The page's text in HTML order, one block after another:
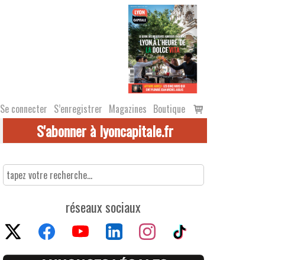
Se connecter S’enregistrer Magazines Boutique
Voir
le
S'abonner à lyoncapitale.fr
réseaux sociaux